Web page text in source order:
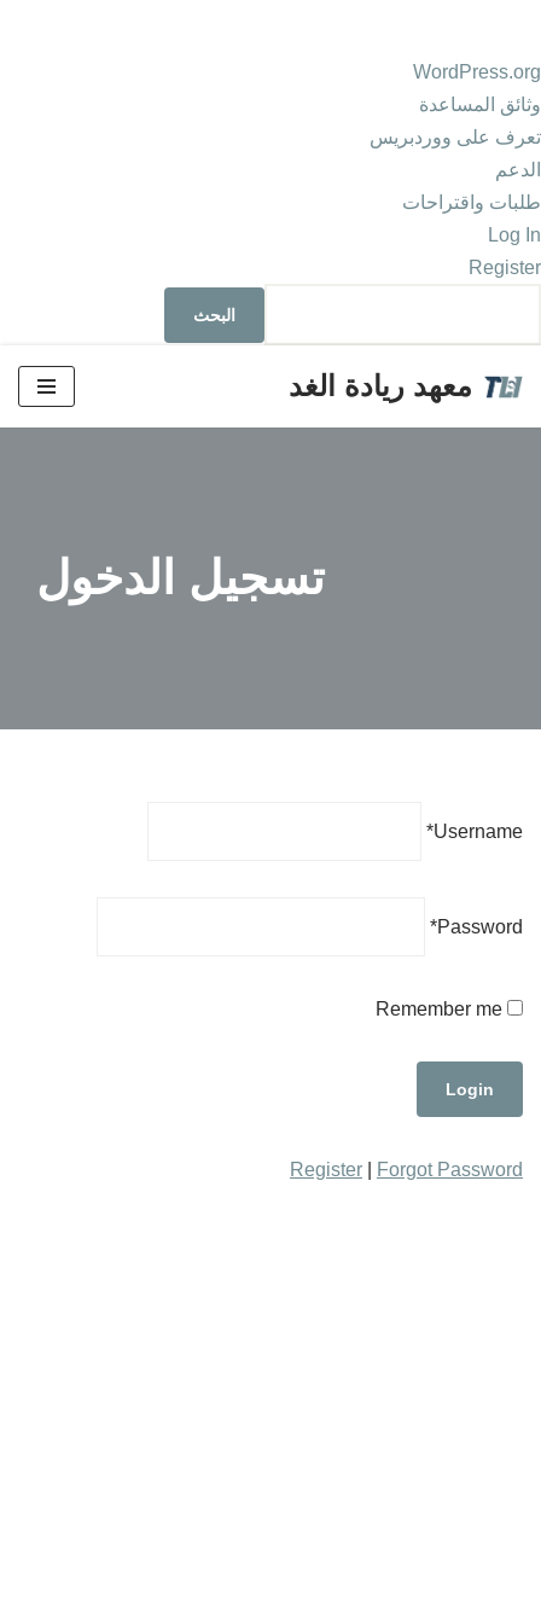
WordPress.org
وثائق المساعدة
تعرف على ووردبريس
الدعم
طلبات واقتراحات
Log In
Register
معهد ريادة الغد
تسجيل الدخول
Username
*
Password
*
Register Forgot Password